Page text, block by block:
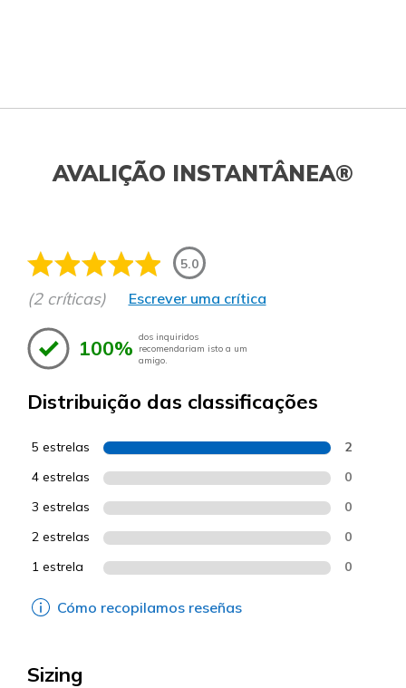
AVALIÇÃO INSTANTÂNEA®
5.0
(2 críticas) Escrever uma crítica
100% dos inquiridos
recomendariam isto a um
amigo.
Distribuição das classificações
5 estrelas 2
4 estrelas 0
3 estrelas 0
2 estrelas 0
1 estrela 0
Cómo recopilamos reseñas
Sizing